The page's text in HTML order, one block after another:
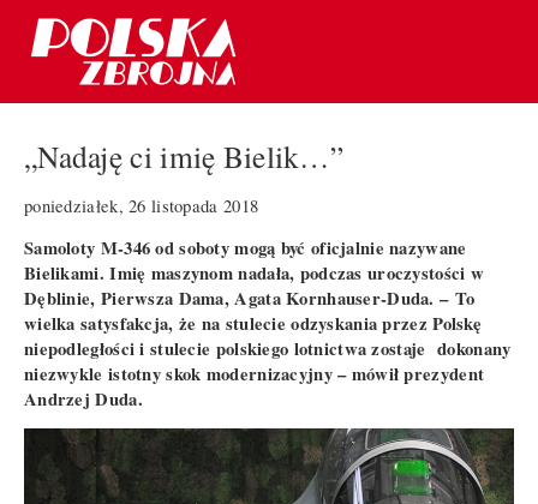
„Nadaję ci imię Bielik…”
poniedziałek, 26 listopada 2018
Samoloty M-346 od soboty mogą być oficjalnie nazywane
Bielikami. Imię maszynom nadała, podczas uroczystości w
Dęblinie, Pierwsza Dama, Agata Kornhauser-Duda. – To
wielka satysfakcja, że na stulecie odzyskania przez Polskę
niepodległości i stulecie polskiego lotnictwa zostaje dokonany
niezwykle istotny skok modernizacyjny – mówił prezydent
Andrzej Duda.